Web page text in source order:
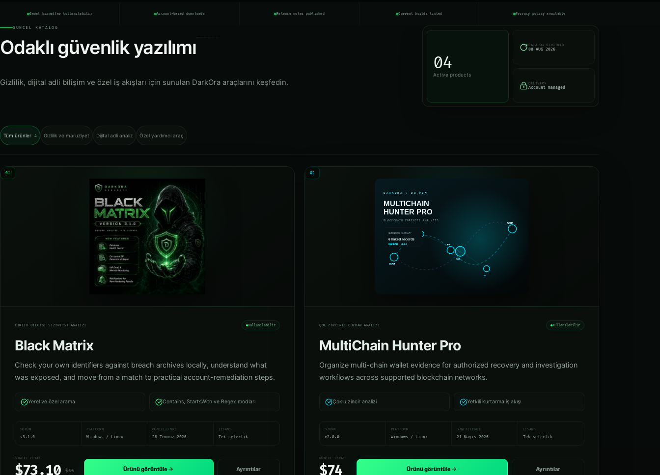
Genel hizmetler kullanılabilir Account-based downloads Release notes published Current builds listed Privacy policy available
GÜNCEL KATALOG
Odaklı güvenlik yazılımı
Gizlilik, dijital adli bilişim ve özel iş akışları için sunulan DarkOra araçlarını keşfedin.
04
Active products
CATALOG REVIEWED
08 AUG 2026
DELIVERY
Account managed
Tüm ürünler 4 Gizlilik ve maruziyet Dijital adli analiz Özel yardımcı araç
01
KIMLIK BILGISI SIZINTISI ANALIZI Kullanılabilir
Black Matrix
Check your own identifiers against breach archives locally, understand what
was exposed, and move from a match to practical account-remediation steps.
Yerel ve özel arama Contains, StartsWith ve Regex modları
SÜRÜM
v3.1.0
PLATFORM
Windows / Linux
GÜNCELLENDI
28 Temmuz 2026
LISANS
Tek seferlik
GÜNCEL FIYAT
$73.10 $86 Ürünü görüntüle Ayrıntılar
02
ÇOK ZINCIRLI CÜZDAN ANALIZI Kullanılabilir
MultiChain Hunter Pro
Organize multi-chain wallet evidence for authorized recovery and investigation
workflows across supported blockchain networks.
Çoklu zincir analizi Yetkili kurtarma iş akışı
SÜRÜM
v2.0.0
PLATFORM
Windows / Linux
GÜNCELLENDI
21 Mayıs 2026
LISANS
Tek seferlik
GÜNCEL FIYAT
$74 Ürünü görüntüle Ayrıntılar